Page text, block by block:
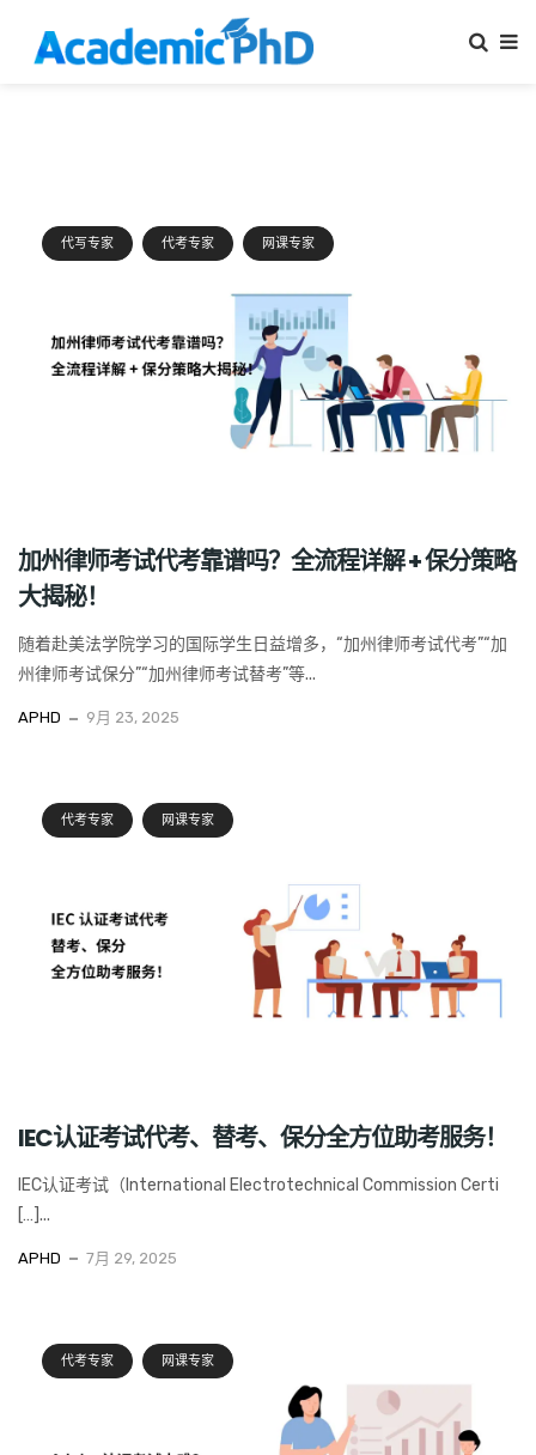
代写专家 代考专家 网课专家
加州律师考试代考靠谱吗？全流程详解 + 保分策略
大揭秘！
随着赴美法学院学习的国际学生日益增多，“加州律师考试代考”“加
州律师考试保分”“加州律师考试替考”等...
APHD 9月 23, 2025
代考专家 网课专家
IEC认证考试代考、替考、保分全方位助考服务！
IEC认证考试（International Electrotechnical Commission Certi
[…]...
APHD 7月 29, 2025
代考专家 网课专家